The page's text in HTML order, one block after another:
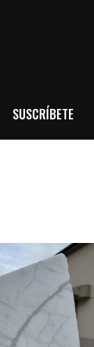
SUSCRÍBETE